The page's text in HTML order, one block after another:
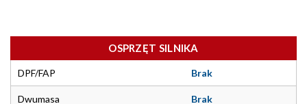
OSPRZĘT SILNIKA
DPF/FAP Brak
Dwumasa Brak